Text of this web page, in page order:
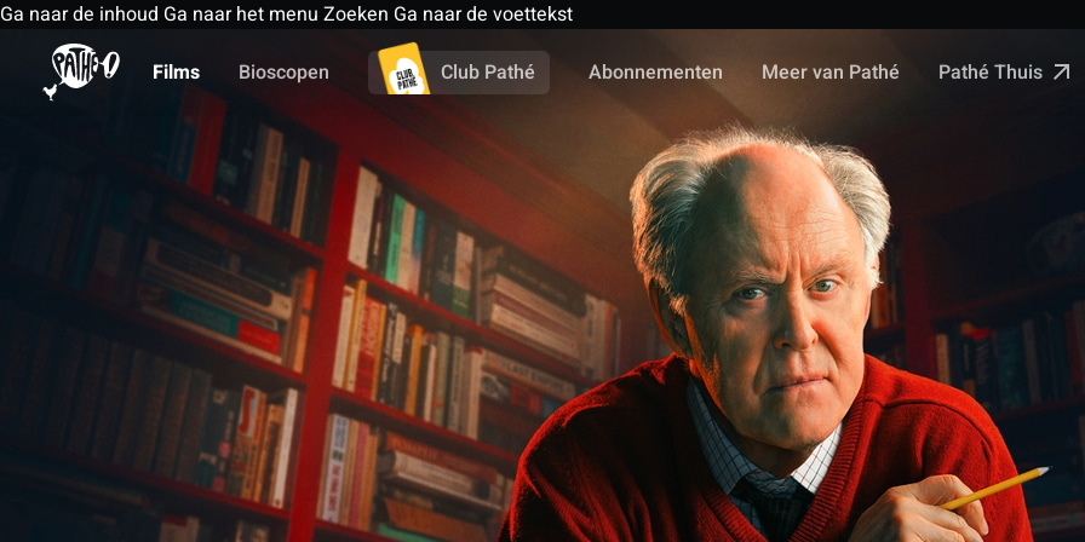
Ga naar de inhoud Ga naar het menu Zoeken Ga naar de voettekst
Films
Bioscopen Club Pathé Abonnementen Meer van Pathé Pathé Thuis